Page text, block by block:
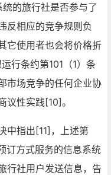
的旅行社是否参与了
反相应的竞争规则负
它使用者也会将价格折
行条约第101（1）条
市场竞争的任何企业协
议性实践[10]。
中指出[11]，上述第
订方式服务的信息系统
行社用户发送信息，告